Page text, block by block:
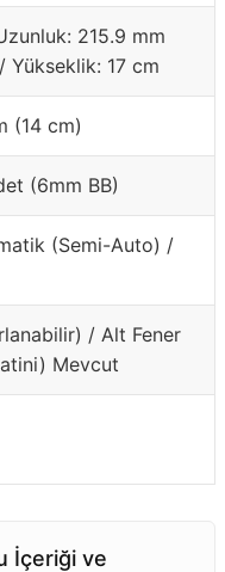
215.9 mm
Yükseklik: 17 cm
(14 cm)
(6mm BB)
(Semi-Auto) /
/ Alt Fener
Mevcut
İçeriği ve